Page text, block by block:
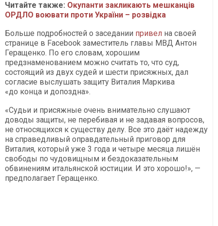
Читайте также: Окупанти закликають мешканців
ОРДЛО воювати проти України – розвідка
Больше подробностей о заседании привел на своей
странице в Facebook заместитель главы МВД Антон
Геращенко. По его словам, хорошим
предзнаменованием можно считать то, что суд,
состоящий из двух судей и шести присяжных, дал
согласие выслушать защиту Виталия Маркива
«до конца и допоздна».
«Судьи и присяжные очень внимательно слушают
доводы защиты, не перебивая и не задавая вопросов,
не относящихся к существу делу. Все это даёт надежду
на справедливый оправдательный приговор для
Виталия, который уже 3 года и четыре месяца лишён
свободы по чудовищным и бездоказательным
обвинениям итальянской юстиции. И это хорошо!», —
предполагает Геращенко.